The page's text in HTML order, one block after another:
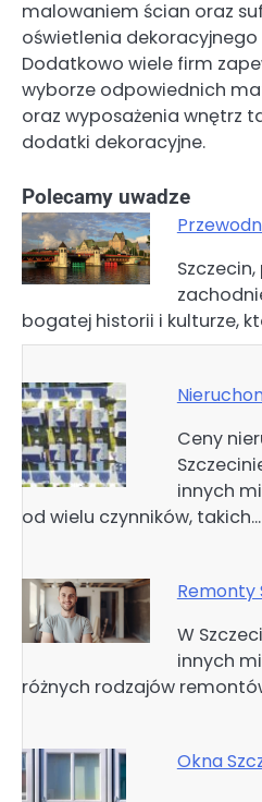
malowaniem ścian oraz
oświetlenia
Dodatkowo wiele firm
wyborze odpowiednich
oraz wyposażenia wnętrz
dodatki dekoracyjne.
Polecamy uwadze
bogatej historii i kulturze,
Ceny
innych
od wielu czynników, takich…
Remonty
W
innych
różnych rodzajów
Okna
Nawigacja